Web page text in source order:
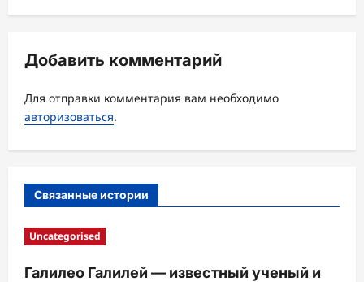
а
и
з
и
с
и
Добавить комментарий
Для отправки комментария вам необходимо
авторизоваться.
Связанные истории
Uncategorised
Галилео Галилей — известный ученый и